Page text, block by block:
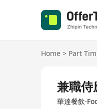
Home > Part
兼職侍
華達餐飲